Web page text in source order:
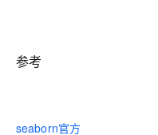
参考
seaborn官方